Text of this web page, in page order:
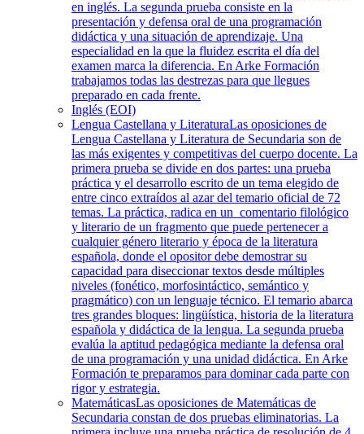
en inglés. La segunda prueba consiste en la
presentación y defensa oral de una programación
didáctica y una situación de aprendizaje. Una
especialidad en la que la fluidez escrita el día del
examen marca la diferencia. En Arke Formación
trabajamos todas las destrezas para que llegues
preparado en cada frente.
Inglés (EOI)
Lengua Castellana y LiteraturaLas oposiciones de
Lengua Castellana y Literatura de Secundaria son de
las más exigentes y competitivas del cuerpo docente. La
primera prueba se divide en dos partes: una prueba
práctica y el desarrollo escrito de un tema elegido de
entre cinco extraídos al azar del temario oficial de 72
temas. La práctica, radica en un comentario filológico
y literario de un fragmento que puede pertenecer a
cualquier género literario y época de la literatura
española, donde el opositor debe demostrar su
capacidad para diseccionar textos desde múltiples
niveles (fonético, morfosintáctico, semántico y
pragmático) con un lenguaje técnico. El temario abarca
tres grandes bloques: lingüística, historia de la literatura
española y didáctica de la lengua. La segunda prueba
evalúa la aptitud pedagógica mediante la defensa oral
de una programación y una unidad didáctica. En Arke
Formación te preparamos para dominar cada parte con
rigor y estrategia.
MatemáticasLas oposiciones de Matemáticas de
Secundaria constan de dos pruebas eliminatorias. La